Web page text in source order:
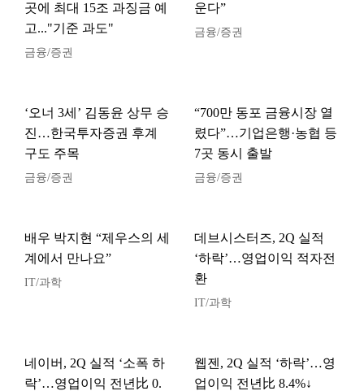
곳에 최대 15조 과징금 예
고..."기준 과도"
금융/증권
운다”
금융/증권
‘오너 3세’ 김동윤 상무 승
진…한국투자증권 후계
구도 주목
금융/증권
“700만 동포 금융시장 열
렸다”…기업은행·농협 등
7곳 동시 출발
금융/증권
배우 박지현 “제우스의 세
계에서 만나요”
IT/과학
데브시스터즈, 2Q 실적
‘하락’…영업이익 적자전
환
IT/과학
네이버, 2Q 실적 ‘소폭 하
락’…영업이익 전년比 0.
웹젠, 2Q 실적 ‘하락’…영
업이익 전년比 8.4%↓